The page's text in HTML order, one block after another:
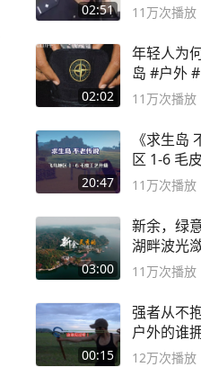
02:51 11万次播放
02:02
年轻人为
岛 #户外
球流氓
11万次播放
20:47
《求生岛
区 1-6 毛
主机大作
11万次播放
03:00
新余，绿
湖畔波光
深邃……
11万次播放
00:15
强者从不
户外的谁
弓#户外
12万次播放